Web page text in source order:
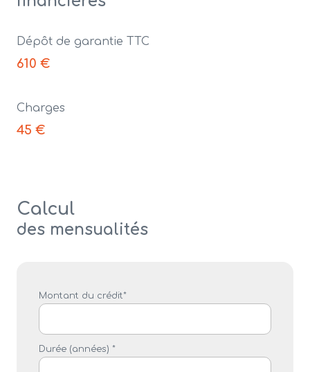
Dépôt de garantie TTC
610 €
Charges
45 €
Calcul
des mensualités
Montant du crédit*
Durée (années) *